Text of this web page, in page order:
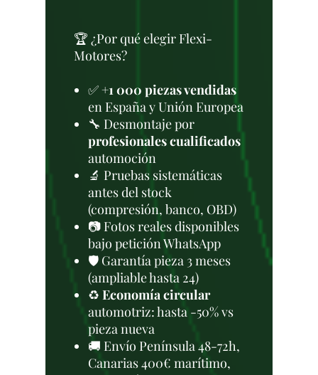
🏆 ¿Por qué elegir Flexi-
Motores?
✅+1 000 piezas vendidas
en España y Unión Europea
🔧 Desmontaje por
profesionales cualificados
automoción
🔬 Pruebas sistemáticas
antes del stock
(compresión, banco, OBD)
📷 Fotos reales disponibles
bajo petición WhatsApp
🛡️ Garantía pieza 3 meses
(ampliable hasta 24)
♻️ Economía circular
automotriz: hasta -50% vs
pieza nueva
🚚 Envío Península 48-72h,
Canarias 400€ marítimo,